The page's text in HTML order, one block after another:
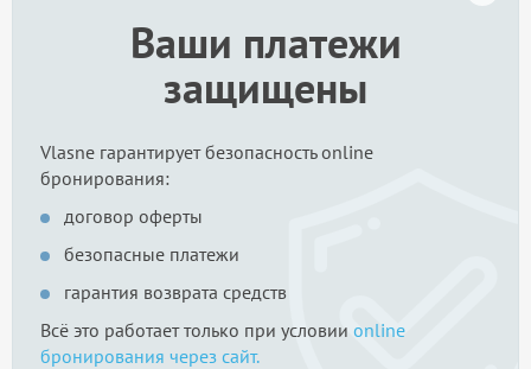
Ваши платежи
защищены
Vlasne гарантирует безопасность online
бронирования:
договор оферты
безопасные платежи
гарантия возврата средств
Всё это работает только при условии online
бронирования через сайт.